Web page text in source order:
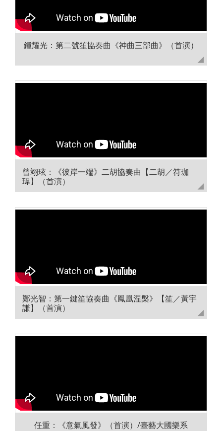
鍾耀光：第二號笙協奏曲《神曲三部曲》（首演）
曾翊玹：《彼岸一端》二胡協奏曲【二胡／符珈
瑋】（首演）
鄭光智：第一鍵笙協奏曲《鳳凰涅槃》【笙／黃宇
謙】（首演）
任重：《意氣風發》（首演）/臺藝大國樂系